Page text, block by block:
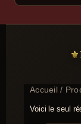
Accueil/
Voici le seul